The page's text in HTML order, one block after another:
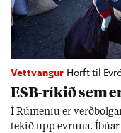
Vettvangur Horft til
ESB-rík­ið sem
Í Rúm­en­íu er
tek­ið upp evr­una.